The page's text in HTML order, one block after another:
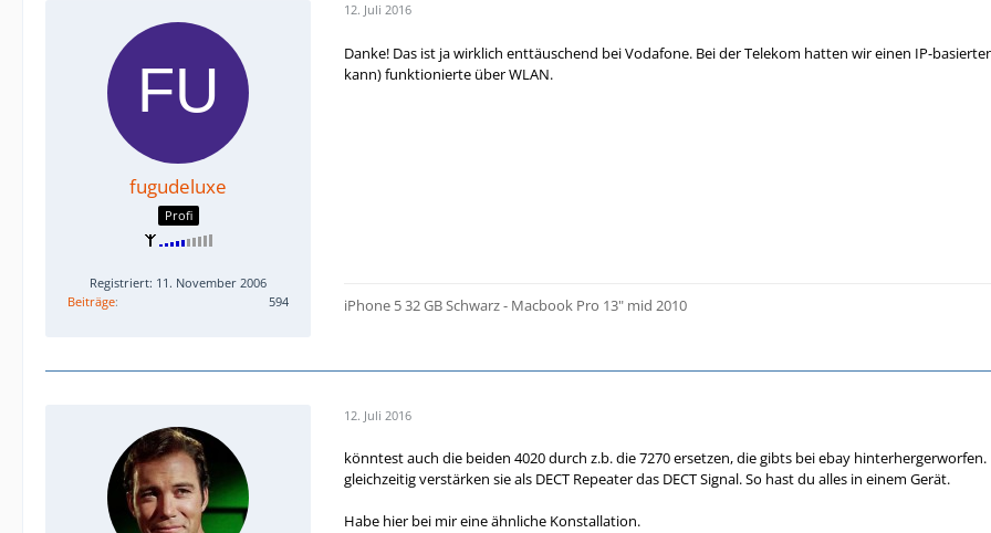
fugudeluxe
Profi
Registriert: 11. November 2006
Beiträge
594
12. Juli 2016
Danke! Das ist ja wirklich enttäuschend bei Vodafone. Bei der Telekom hatten wir einen IP-
kann) funktionierte über WLAN.
iPhone 5 32 GB Schwarz - Macbook Pro 13" mid 2010
12. Juli 2016
könntest auch die beiden 4020 durch z.b. die 7270 ersetzen, die gibts bei ebay
gleichzeitig verstärken sie als DECT Repeater das DECT Signal. So hast du alles in einem Gerät.
Habe hier bei mir eine ähnliche Konstallation.